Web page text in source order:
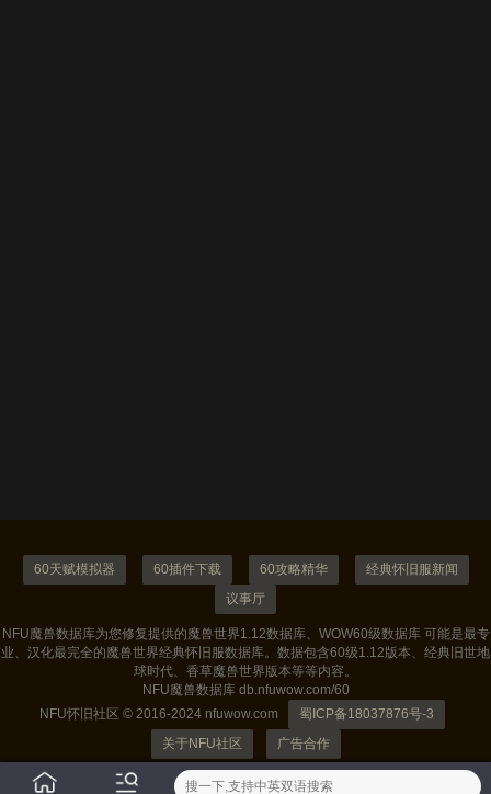
60天赋模拟器 60插件下载 60攻略精华
经典怀旧服新闻
议事厅
NFU魔兽数据库为您修复提供的魔兽世界1.12数据库、WOW60级数据库 可能是最专
业、汉化最完全的魔兽世界经典怀旧服数据库。数据包含60级1.12版本、经典旧世地
球时代、香草魔兽世界版本等等内容。
NFU魔兽数据库 db.nfuwow.com/60
NFU怀旧社区 © 2016-2024 nfuwow.com
蜀ICP备18037876号-3
关于NFU社区
广告合作